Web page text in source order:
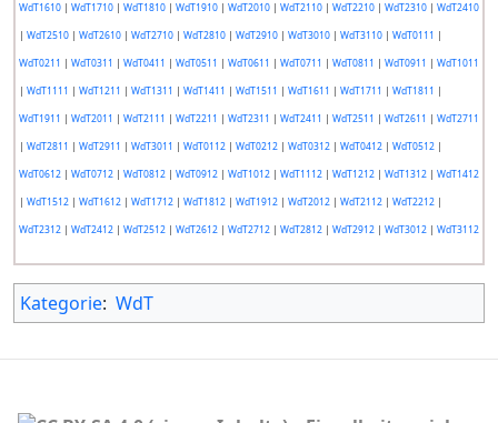
WdT1610| WdT1710| WdT1810| WdT1910| WdT2010| WdT2110| WdT2210| WdT2310| WdT2410
| WdT2510| WdT2610| WdT2710| WdT2810| WdT2910| WdT3010| WdT3110| WdT0111 |
WdT0211 | WdT0311 | WdT0411 | WdT0511 | WdT0611 | WdT0711 | WdT0811 | WdT0911 | WdT1011
| WdT1111 | WdT1211 | WdT1311 | WdT1411 | WdT1511 | WdT1611 | WdT1711 | WdT1811 |
WdT1911 | WdT2011 | WdT2111 | WdT2211 | WdT2311 | WdT2411 | WdT2511 | WdT2611 | WdT2711
| WdT2811 | WdT2911 | WdT3011 | WdT0112| WdT0212| WdT0312| WdT0412| WdT0512|
WdT0612| WdT0712| WdT0812| WdT0912| WdT1012| WdT1112| WdT1212| WdT1312| WdT1412
| WdT1512| WdT1612| WdT1712| WdT1812| WdT1912| WdT2012| WdT2112| WdT2212|
WdT2312| WdT2412| WdT2512| WdT2612| WdT2712| WdT2812| WdT2912| WdT3012| WdT3112
Kategorie: WdT